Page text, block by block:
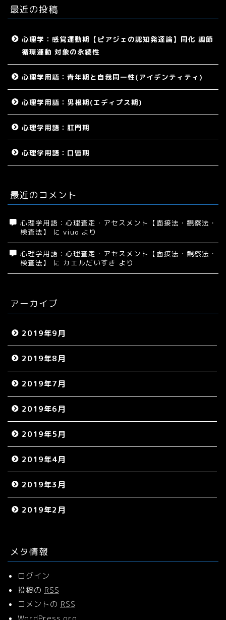
最近の投稿
心理学：感覚運動期【ピアジェの認知発達論】同化 調節
循環運動 対象の永続性
心理学用語：青年期と自我同一性(アイデンティティ)
心理学用語：男根期(エディプス期)
心理学用語：肛門期
心理学用語：口唇期
最近のコメント
心理学用語：心理査定・アセスメント【面接法・観察法・
検査法】
に viuo より
心理学用語：心理査定・アセスメント【面接法・観察法・
検査法】
に カエルだいすき より
アーカイブ
2019年9月
2019年8月
2019年7月
2019年6月
2019年5月
2019年4月
2019年3月
2019年2月
メタ情報
ログイン
投稿の RSS
コメントの RSS